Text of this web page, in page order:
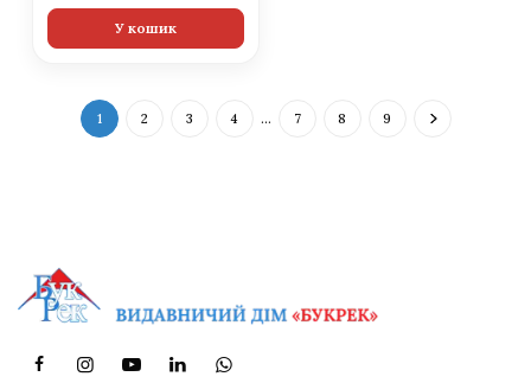
У кошик
1 2 3 4 … 7 8 9